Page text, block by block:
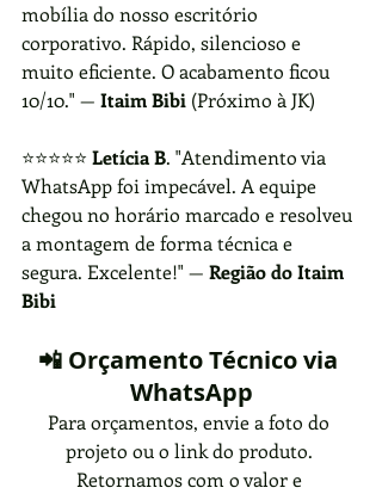
mobília do nosso escritório
corporativo. Rápido, silencioso e
muito eficiente. O acabamento ficou
10/10." — Itaim Bibi (Próximo à JK)
⭐⭐⭐⭐⭐ Letícia B. "Atendimento via
WhatsApp foi impecável. A equipe
chegou no horário marcado e resolveu
a montagem de forma técnica e
segura. Excelente!" — Região do Itaim
Bibi
📲 Orçamento Técnico via
WhatsApp
Para orçamentos, envie a foto do
projeto ou o link do produto.
Retornamos com o valor e